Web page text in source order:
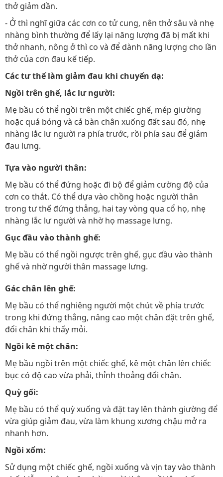
thở giảm dần.
- Ở thì nghĩ giữa các cơn co tử cung, nên thở sâu và nhẹ
nhàng bình thường để lấy lại năng lượng đã bị mất khi
thở nhanh, nông ở thì co và để dành năng lượng cho lần
thở của cơn đau kế tiếp.
Các tư thế làm giảm đau khi chuyển dạ:
Ngồi trên ghế, lắc lư người:
Mẹ bầu có thể ngồi trên một chiếc ghế, mép giường
hoặc quả bóng và cả bàn chân xuống đất sau đó, nhẹ
nhàng lắc lư người ra phía trước, rồi phía sau để giảm
đau lưng.
Tựa vào người thân:
Mẹ bầu có thể đứng hoặc đi bộ để giảm cường độ của
cơn co thắt. Có thể dựa vào chồng hoặc người thân
trong tư thế đứng thẳng, hai tay vòng qua cổ họ, nhẹ
nhàng lắc lư người và nhờ họ massage lưng.
Gục đầu vào thành ghế:
Mẹ bầu có thể ngồi ngược trên ghế, gục đầu vào thành
ghế và nhờ người thân massage lưng.
Gác chân lên ghế:
Mẹ bầu có thể nghiêng người một chút về phía trước
trong khi đứng thẳng, nâng cao một chân đặt trên ghế,
đổi chân khi thấy mỏi.
Ngồi kê một chân:
Mẹ bầu ngồi trên một chiếc ghế, kê một chân lên chiếc
bục có độ cao vừa phải, thỉnh thoảng đổi chân.
Quỳ gối:
Mẹ bầu có thể quỳ xuống và đặt tay lên thành giường để
vừa giúp giảm đau, vừa làm khung xương chậu mở ra
nhanh hơn.
Ngồi xổm:
Sử dụng một chiếc ghế, ngồi xuống và vịn tay vào thành